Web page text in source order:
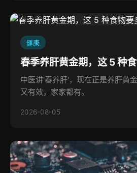
健康
春季养肝黄金期，这 5 种
中医讲'春养肝'，现在正是养肝黄
又有效，家家都有。
2026-08-05